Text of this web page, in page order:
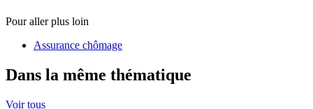
Pour aller plus loin
Assurance chômage
Dans la même thématique
Voir tous